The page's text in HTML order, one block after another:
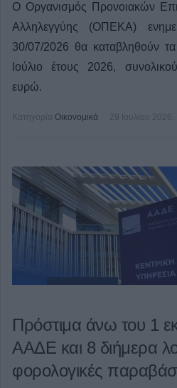
Ο Οργανισμός Προνοιακών
Αλληλεγγύης (ΟΠΕΚΑ)
30/07/2026 θα καταβληθούν
Ιούλιο έτους 2026,
ευρώ.
Κατηγορία Οικονομικά 29 Ιουλίου 2026,
Πρόστιμα άνω του 1
ΑΑΔΕ και 8 διήμερα
φορολογικές